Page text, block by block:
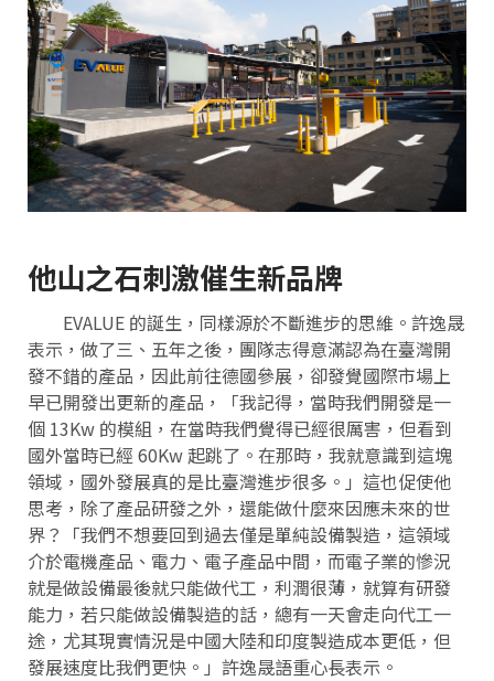
他山之石刺激催生新品牌
EVALUE 的誕生，同樣源於不斷進步的思維。許逸晟
表示，做了三、五年之後，團隊志得意滿認為在臺灣開
發不錯的產品，因此前往德國參展，卻發覺國際市場上
早已開發出更新的產品，「我記得，當時我們開發是一
個 13Kw 的模組，在當時我們覺得已經很厲害，但看到
國外當時已經 60Kw 起跳了。在那時，我就意識到這塊
領域，國外發展真的是比臺灣進步很多。」這也促使他
思考，除了產品研發之外，還能做什麼來因應未來的世
界？「我們不想要回到過去僅是單純設備製造，這領域
介於電機產品、電力、電子產品中間，而電子業的慘況
就是做設備最後就只能做代工，利潤很薄，就算有研發
能力，若只能做設備製造的話，總有一天會走向代工一
途，尤其現實情況是中國大陸和印度製造成本更低，但
發展速度比我們更快。」許逸晟語重心長表示。